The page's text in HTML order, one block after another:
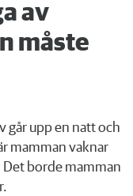
av
måste
går upp en natt och
mamman vaknar
Det borde mamman